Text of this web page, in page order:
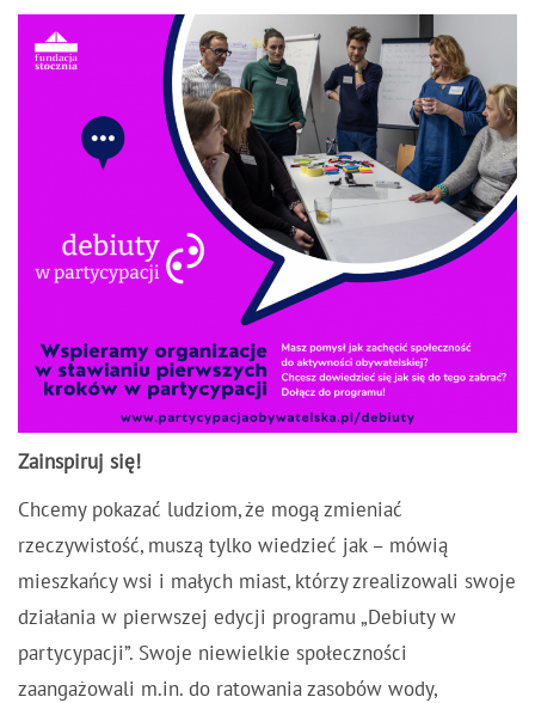
Zainspiruj się!
Chcemy pokazać ludziom, że mogą zmieniać
rzeczywistość, muszą tylko wiedzieć jak – mówią
mieszkańcy wsi i małych miast, którzy zrealizowali swoje
działania w pierwszej edycji programu „Debiuty w
partycypacji”. Swoje niewielkie społeczności
zaangażowali m.in. do ratowania zasobów wody,